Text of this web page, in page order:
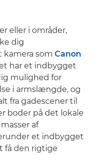
eller i områder,
dig
som Canon
har et indbygget
mulighed for
i armslængde, og
fra gadescener til
boder på det lokale
af
et indbygget
få den rigtige